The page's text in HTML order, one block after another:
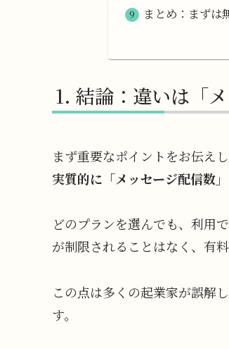
まとめ：まずは
結論：違いは「
まず重要なポイントをお伝えし
実質的に「メッセージ配信数
どのプランを選んでも、利用
が制限されることはなく、有
この点は多くの起業家が誤解
す。